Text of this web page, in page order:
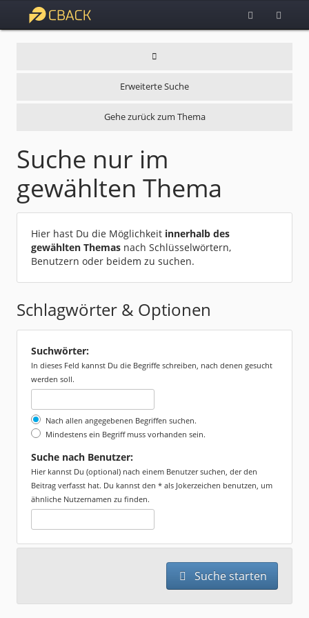
Erweiterte Suche
Gehe zurück zum Thema
Suche nur im
gewählten Thema
Hier hast Du die Möglichkeit innerhalb des
gewählten Themas nach Schlüsselwörtern,
Benutzern oder beidem zu suchen.
Schlagwörter & Optionen
Suchwörter:
In dieses Feld kannst Du die Begriffe schreiben, nach denen gesucht
werden soll.
Nach allen angegebenen Begriffen suchen.
Mindestens ein Begriff muss vorhanden sein.
Suche nach Benutzer:
Hier kannst Du (optional) nach einem Benutzer suchen, der den
Beitrag verfasst hat. Du kannst den * als Jokerzeichen benutzen, um
ähnliche Nutzernamen zu finden.
Suche starten